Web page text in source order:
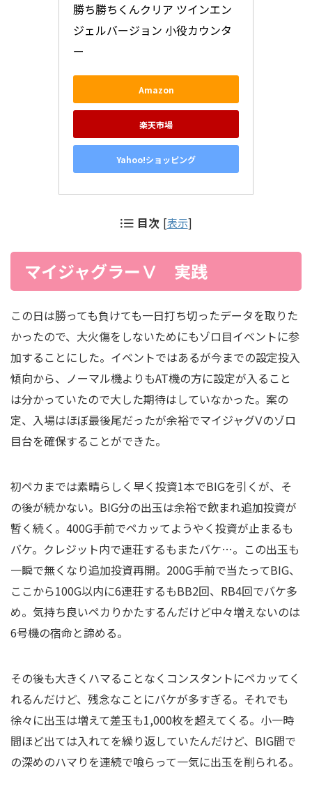
勝ち勝ちくんクリア ツインエン
ジェルバージョン 小役カウンタ
ー
Amazon
楽天市場
Yahoo!ショッピング
目次 [表示]
マイジャグラーⅤ 実践
この日は勝っても負けても一日打ち切ったデータを取りた
かったので、大火傷をしないためにもゾロ目イベントに参
加することにした。イベントではあるが今までの設定投入
傾向から、ノーマル機よりもAT機の方に設定が入ること
は分かっていたので大した期待はしていなかった。案の
定、入場はほぼ最後尾だったが余裕でマイジャグⅤのゾロ
目台を確保することができた。
初ペカまでは素晴らしく早く投資1本でBIGを引くが、そ
の後が続かない。BIG分の出玉は余裕で飲まれ追加投資が
暫く続く。400G手前でペカッてようやく投資が止まるも
バケ。クレジット内で連荘するもまたバケ…。この出玉も
一瞬で無くなり追加投資再開。200G手前で当たってBIG、
ここから100G以内に6連荘するもBB2回、RB4回でバケ多
め。気持ち良いペカりかたするんだけど中々増えないのは
6号機の宿命と諦める。
その後も大きくハマることなくコンスタントにペカッてく
れるんだけど、残念なことにバケが多すぎる。それでも
徐々に出玉は増えて差玉も1,000枚を超えてくる。小一時
間ほど出ては入れてを繰り返していたんだけど、BIG間で
の深めのハマりを連続で喰らって一気に出玉を削られる。